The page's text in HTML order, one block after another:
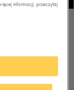
informacji, przeczytaj